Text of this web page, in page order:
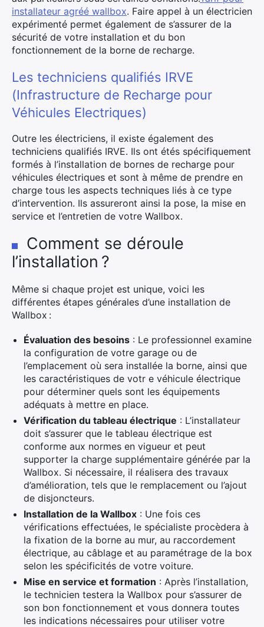
installateur agréé wallbox. Faire appel à un électricien
expérimenté permet également de s’assurer de la
sécurité de votre installation et du bon
fonctionnement de la borne de recharge.
Les techniciens qualifiés IRVE
(Infrastructure de Recharge pour
Véhicules Electriques)
Outre les électriciens, il existe également des
techniciens qualifiés IRVE. Ils ont étés spécifiquement
formés à l’installation de bornes de recharge pour
véhicules électriques et sont à même de prendre en
charge tous les aspects techniques liés à ce type
d’intervention. Ils assureront ainsi la pose, la mise en
service et l’entretien de votre Wallbox.
Comment se déroule
l’installation ?
Même si chaque projet est unique, voici les
différentes étapes générales d’une installation de
Wallbox :
Évaluation des besoins : Le professionnel examine
la configuration de votre garage ou de
l’emplacement où sera installée la borne, ainsi que
les caractéristiques de votr e véhicule électrique
pour déterminer quels sont les équipements
adéquats à mettre en place.
Vérification du tableau électrique : L’installateur
doit s’assurer que le tableau électrique est
conforme aux normes en vigueur et peut
supporter la charge supplémentaire générée par la
Wallbox. Si nécessaire, il réalisera des travaux
d’amélioration, tels que le remplacement ou l’ajout
de disjoncteurs.
Installation de la Wallbox : Une fois ces
vérifications effectuées, le spécialiste procèdera à
la fixation de la borne au mur, au raccordement
électrique, au câblage et au paramétrage de la box
selon les spécificités de votre voiture.
Mise en service et formation : Après l’installation,
le technicien testera la Wallbox pour s’assurer de
son bon fonctionnement et vous donnera toutes
les indications nécessaires pour utiliser votre
Rechercher
: